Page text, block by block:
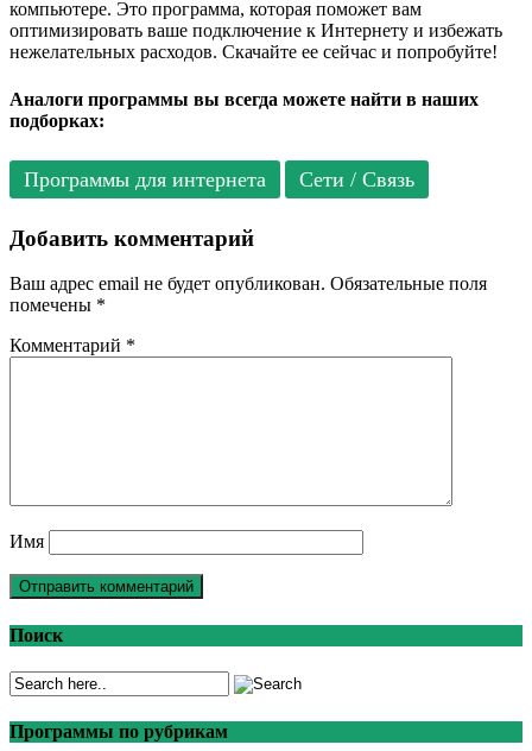
компьютере. Это программа, которая поможет вам
оптимизировать ваше подключение к Интернету и избежать
нежелательных расходов. Скачайте ее сейчас и попробуйте!
Аналоги программы вы всегда можете найти в наших
подборках:
Программы для интернета Сети / Связь
Добавить комментарий
Ваш адрес email не будет опубликован. Обязательные поля
помечены *
Комментарий *
Имя
Поиск
Программы по рубрикам